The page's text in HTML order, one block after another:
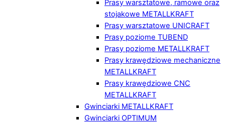
Prasy warsztatowe, ramowe oraz
stojakowe METALLKRAFT
Prasy warsztatowe UNICRAFT
Prasy poziome TUBEND
Prasy poziome METALLKRAFT
Prasy krawędziowe mechaniczne
METALLKRAFT
Prasy krawędziowe CNC
METALLKRAFT
Gwinciarki METALLKRAFT
Gwinciarki OPTIMUM